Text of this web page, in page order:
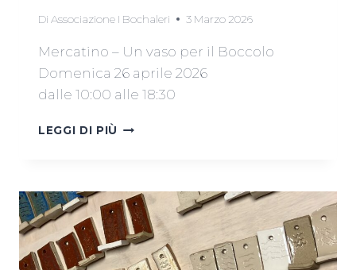
Di Associazione I Bochaleri 3 Marzo 2026
Mercatino – Un vaso per il Boccolo
Domenica 26 aprile 2026
dalle 10:00 alle 18:30
LEGGI DI PIÙ MERCATINO